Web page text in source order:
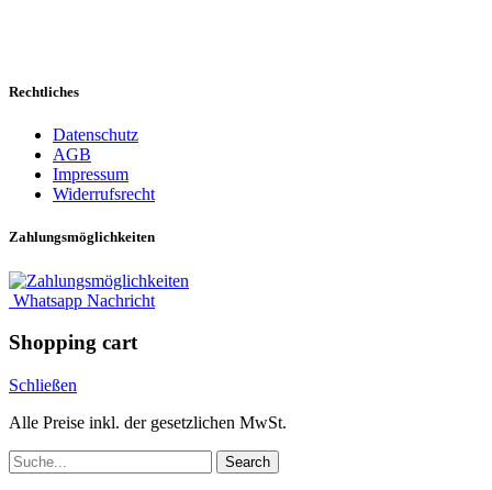
Rechtliches
Datenschutz
AGB
Impressum
Widerrufsrecht
Zahlungsmöglichkeiten
Whatsapp Nachricht
Shopping cart
Schließen
Alle Preise inkl. der gesetzlichen MwSt.
Search